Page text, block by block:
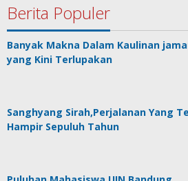
Berita Populer
Banyak Makna Dalam Kaulinan
yang Kini Terlupakan
Sanghyang Sirah,Perjalanan Yang
Hampir Sepuluh Tahun